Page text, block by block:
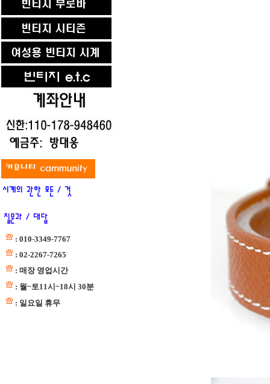
: 010-3349-7767
: 02-2267-7265
: 매장 영업시간
: 월~토11시~18시 30분
: 일요일 휴무